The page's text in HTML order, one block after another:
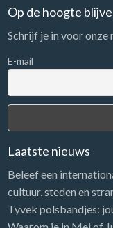
Op de hoogte
Schrijf je in voor onze
E-mail
Laatste nieuws
Beleef een
cultuur, steden en
Tyvek polsbandjes: